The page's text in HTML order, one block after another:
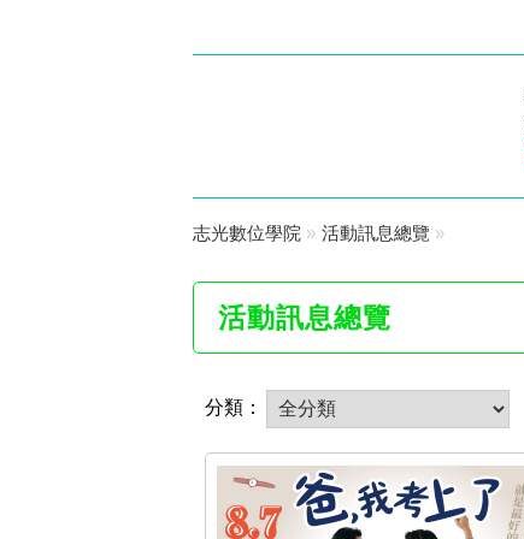
志光數位學院 » 活動訊息總覽 »
活動訊息總覽
分類：